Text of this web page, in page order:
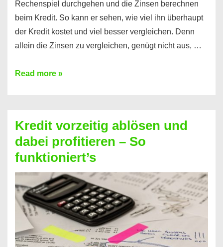
Rechenspiel durchgehen und die Zinsen berechnen
beim Kredit. So kann er sehen, wie viel ihn überhaupt
der Kredit kostet und viel besser vergleichen. Denn
allein die Zinsen zu vergleichen, genügt nicht aus, …
Ganz
Kredit
berechnen
–
Mit
diesen
Regeln!
Read more »
Kredit vorzeitig ablösen und
dabei profitieren – So
funktioniert’s